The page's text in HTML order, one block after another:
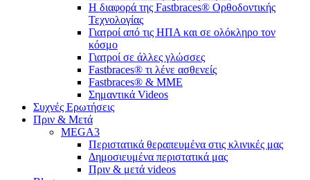
Η διαφορά της Fastbraces® Ορθοδοντικής
Τεχνολογίας
Γιατροί από τις ΗΠΑ και σε ολόκληρο τον
κόσμο
Γιατροί σε άλλες γλώσσες
Fastbraces® τι λένε ασθενείς
Fastbraces® & ΜΜΕ
Σημαντικά Videos
Συχνές Ερωτήσεις
Πριν & Μετά
MEGA3
Περιστατικά θεραπευμένα στις κλινικές μας
Δημοσιευμένα περιστατικά μας
Πριν & μετά videos